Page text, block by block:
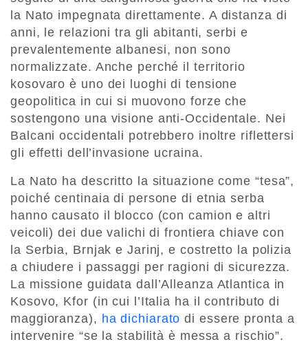
la Nato impegnata direttamente. A distanza di
anni, le relazioni tra gli abitanti, serbi e
prevalentemente albanesi, non sono
normalizzate. Anche perché il territorio
kosovaro è uno dei luoghi di tensione
geopolitica in cui si muovono forze che
sostengono una visione anti-Occidentale. Nei
Balcani occidentali potrebbero inoltre riflettersi
gli effetti dell’invasione ucraina.
La Nato ha descritto la situazione come “tesa”,
poiché centinaia di persone di etnia serba
hanno causato il blocco (con camion e altri
veicoli) dei due valichi di frontiera chiave con
la Serbia, Brnjak e Jarinj, e costretto la polizia
a chiudere i passaggi per ragioni di sicurezza.
La missione guidata dall’Alleanza Atlantica in
Kosovo, Kfor (in cui l’Italia ha il contributo di
maggioranza), ha dichiarato di essere pronta a
intervenire “se la stabilità è messa a rischio”.